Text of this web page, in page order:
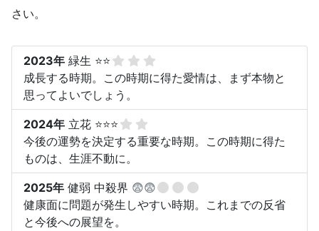
さい。
2023年 緑生 ⭐⭐
成長する時期。この時期に得た愛情は、まず本物と
思ってよいでしょう。
2024年 立花 ⭐⭐⭐
今後の運勢を決定する重要な時期。この時期に得た
ものは、生涯不動に。
2025年 健弱 中殺界 😨😨
健康面に問題が発生しやすい時期。これまでの反省
と今後への展望を。